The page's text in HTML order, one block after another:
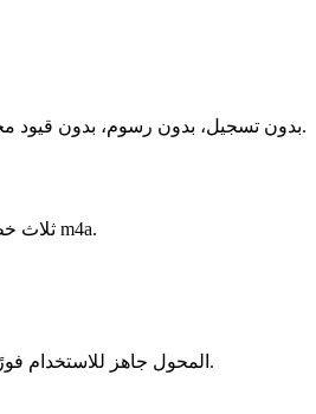
بدون تسجيل، بدون رسوم، بدون قيود مخفية. استخدمه بقدر ما تريد.
ثلاث خطوات سريعة للحصول على m4a.
المحول جاهز للاستخدام فورًا. لا إعدادات مطلوبة.